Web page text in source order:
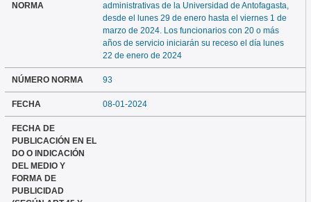
NORMA
administrativas de la Universidad de Antofagasta,
desde el lunes 29 de enero hasta el viernes 1 de
marzo de 2024. Los funcionarios con 20 o más
años de servicio iniciarán su receso el día lunes
22 de enero de 2024
NÚMERO NORMA 93
FECHA 08-01-2024
FECHA DE
PUBLICACIÓN EN EL
DO O INDICACIÓN
DEL MEDIO Y
FORMA DE
PUBLICIDAD